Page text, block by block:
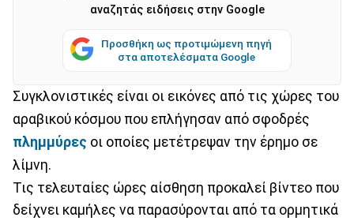
αναζητάς ειδήσεις στην Google
Προσθήκη ως προτιμώμενη πηγή
στα αποτελέσματα Google
Συγκλονιστικές είναι οι εικόνες από τις χώρες του
αραβικού κόσμου που επλήγησαν από σφοδρές
πλημμύρες οι οποίες μετέτρεψαν την έρημο σε
λίμνη.
Τις τελευταίες ώρες αίσθηση προκαλεί βίντεο που
δείχνει καμήλες να παρασύρονται από τα ορμητικά